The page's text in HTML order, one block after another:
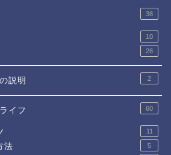
38
10
28
説明 2
イフ 60
11
法 5